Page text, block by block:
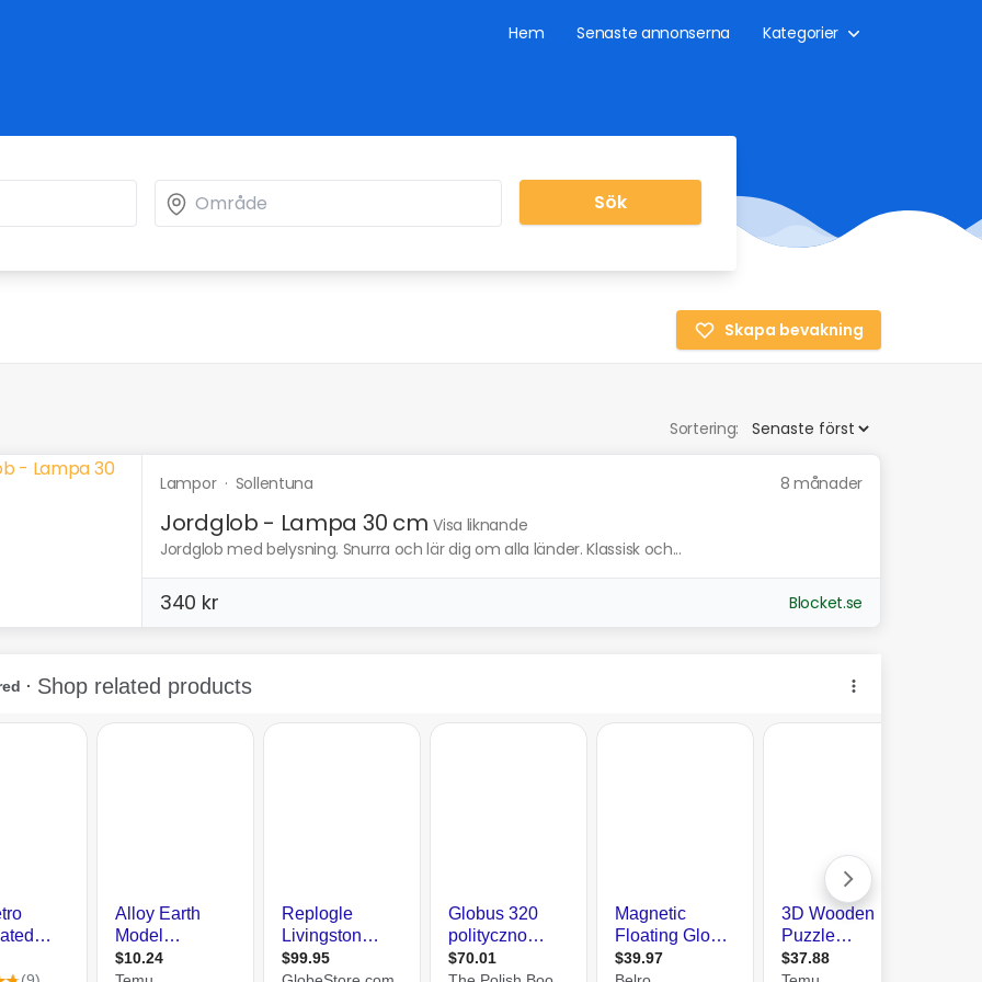
Hem Senaste annonserna Kategorier
Sök
Skapa bevakning
Sortering:
Lampor· Sollentuna 8 månader
Jordglob - Lampa 30 cm Visa liknande
Jordglob med belysning. Snurra och lär dig om alla länder. Klassisk och...
340 kr Blocket.se